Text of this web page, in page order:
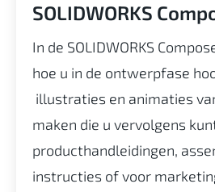
SOLIDWORKS
In de SOLIDWORKS
hoe u in de ontwerpfase
illustraties en animaties
maken die u vervolgens
producthandleidingen,
instructies of voor